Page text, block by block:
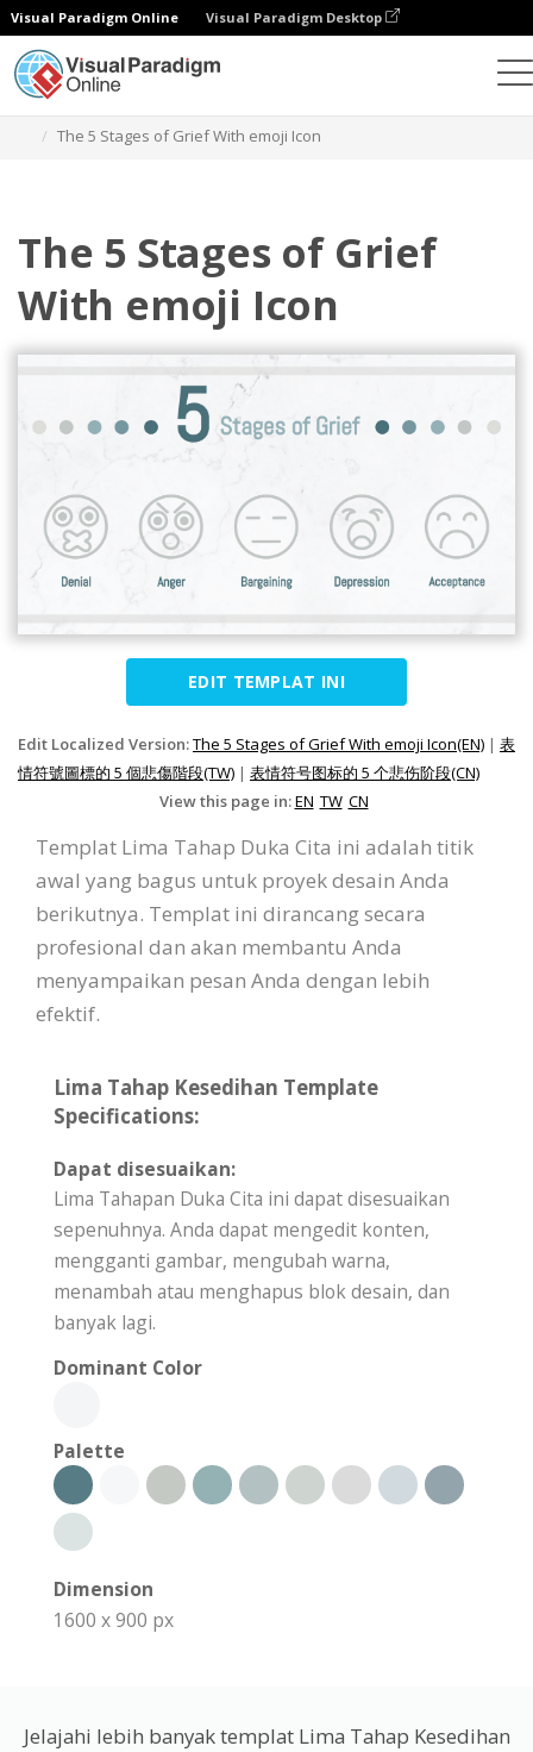
Visual Paradigm Online Visual Paradigm Desktop
The 5 Stages of Grief With emoji Icon
The 5 Stages of Grief
With emoji Icon
EDIT TEMPLAT INI
Edit Localized Version:The 5 Stages of Grief With emoji Icon(EN) | 表
情符號圖標的 5 個悲傷階段(TW) | 表情符号图标的 5 个悲伤阶段(CN)
View this page in:EN TW CN
Templat Lima Tahap Duka Cita ini adalah titik
awal yang bagus untuk proyek desain Anda
berikutnya. Templat ini dirancang secara
profesional dan akan membantu Anda
menyampaikan pesan Anda dengan lebih
efektif.
Lima Tahap Kesedihan Template
Specifications:
Dapat disesuaikan:
Lima Tahapan Duka Cita ini dapat disesuaikan
sepenuhnya. Anda dapat mengedit konten,
mengganti gambar, mengubah warna,
menambah atau menghapus blok desain, dan
banyak lagi.
Dominant Color
Palette
Dimension
1600 x 900 px
Jelajahi lebih banyak templat Lima Tahap Kesedihan